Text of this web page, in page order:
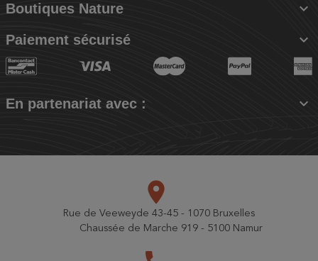
Boutiques Nature 
Paiement sécurisé 
En partenariat avec : 
place
Rue de Veeweyde 43-45 - 1070 Bruxelles
Chaussée de Marche 919 - 5100 Namur